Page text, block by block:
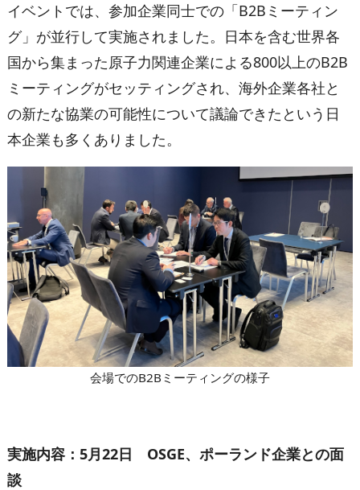
イベントでは、参加企業同士での「B2Bミーティン
グ」が並行して実施されました。日本を含む世界各
国から集まった原子力関連企業による800以上のB2B
ミーティングがセッティングされ、海外企業各社と
の新たな協業の可能性について議論できたという日
本企業も多くありました。
会場でのB2Bミーティングの様子
実施内容： 5月22日 OSGE、ポーランド企業との面
談